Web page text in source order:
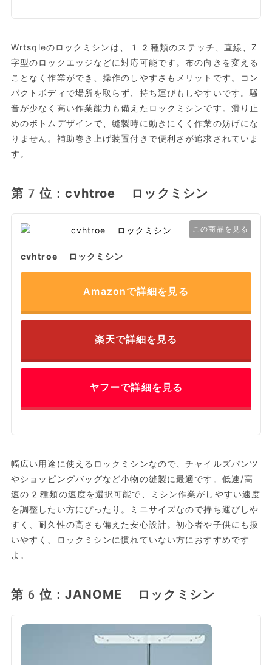
Wrtsqleのロックミシンは、12種類のステッチ、直線、Z
字型のロックエッジなどに対応可能です。布の向きを変える
ことなく作業ができ、操作のしやすさもメリットです。コン
パクトボディで場所を取らず、持ち運びもしやすいです。騒
音が少なく高い作業能力も備えたロックミシンです。滑り止
めのボトムデザインで、縫製時に動きにくく作業の妨げにな
りません。補助巻き上げ装置付きで便利さが追求されていま
す。
第7位：cvhtroe ロックミシン
この商品を見る
cvhtroe ロックミシン
Amazonで詳細を見る
楽天で詳細を見る
ヤフーで詳細を見る
幅広い用途に使えるロックミシンなので、チャイルズパンツ
やショッピングバッグなど小物の縫製に最適です。低速/高
速の2種類の速度を選択可能で、ミシン作業がしやすい速度
を調整したい方にぴったり。ミニサイズなので持ち運びしや
すく、耐久性の高さも備えた安心設計。初心者や子供にも扱
いやすく、ロックミシンに慣れていない方におすすめです
よ。
第6位：JANOME ロックミシン